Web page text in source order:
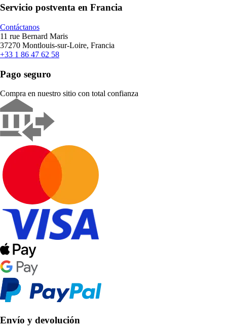
Servicio postventa en Francia
Contáctanos
11 rue Bernard Maris
37270 Montlouis-sur-Loire, Francia
+33 1 86 47 62 58
Pago seguro
Compra en nuestro sitio con total confianza
Envío y devolución